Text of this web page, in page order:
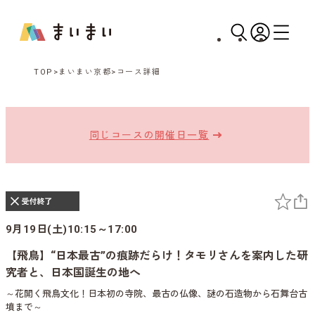
TOP まいまい京都 コース詳細
同じコースの開催日一覧
9月19日(土)10:15～17:00
【飛鳥】“日本最古”の痕跡だらけ！タモリさんを案内した研
究者と、日本国誕生の地へ
～花開く飛鳥文化！日本初の寺院、最古の仏像、謎の石造物から石舞台古
墳まで～